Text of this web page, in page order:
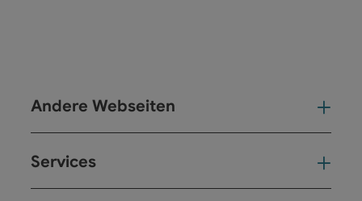
Andere Webseiten
Services